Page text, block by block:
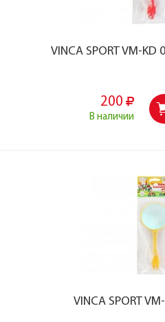
VINCA SPORT VM-KD
200
В наличии
VINCA SPORT